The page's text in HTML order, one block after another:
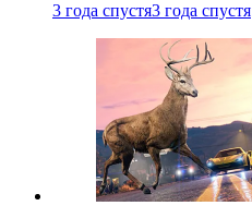
3 года спустя3 года спустя